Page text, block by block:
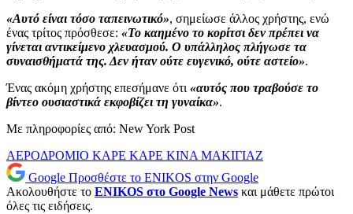
«Αυτό είναι τόσο ταπεινωτικό», σημείωσε άλλος χρήστης, ενώ
ένας τρίτος πρόσθεσε: «Το καημένο το κορίτσι δεν πρέπει να
γίνεται αντικείμενο χλευασμού. Ο υπάλληλος πλήγωσε τα
συναισθήματά της. Δεν ήταν ούτε ευγενικό, ούτε αστείο».
Ένας ακόμη χρήστης επεσήμανε ότι«αυτός που τραβούσε το
βίντεο ουσιαστικά εκφοβίζει τη γυναίκα».
Με πληροφορίες από: New York Post
ΑΕΡΟΔΡΟΜΙΟ ΚΑΡΕ ΚΑΡΕ ΚΙΝΑΜΑΚΙΓΙΑΖ
Google Προσθέστε το ENIKOS στην Google
Ακολουθήστε το ENIKOS στο Google News και μάθετε πρώτοι
όλες τις ειδήσεις.